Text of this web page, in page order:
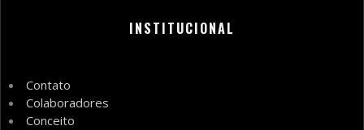
INSTITUCIONAL
Contato
Colaboradores
Conceito